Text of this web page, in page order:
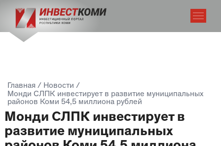
Главная / Новости /
Монди СЛПК инвестирует в развитие муниципальных
районов Коми 54,5 миллиона рублей
Монди СЛПК инвестирует в
развитие муниципальных